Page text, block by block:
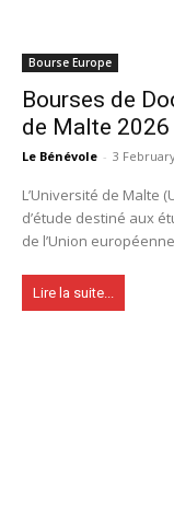
Bourse Europe
Bourses de
de Malte 2026
Le Bénévole - 3
L’Université de Malte
d’étude destiné aux
de l’Union
Lire la suite...